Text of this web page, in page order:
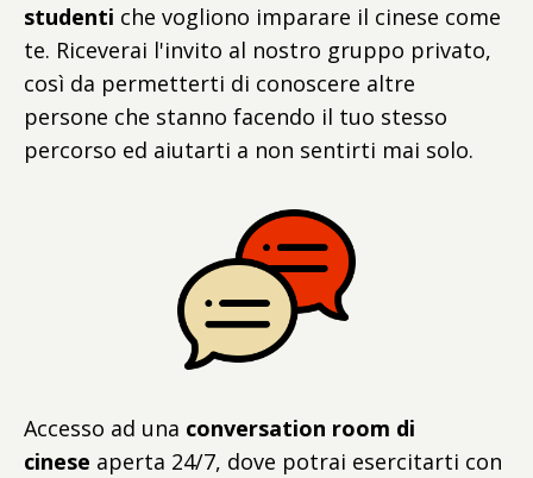
studenti che vogliono imparare il cinese come
te. Riceverai l'invito al nostro gruppo privato,
così da permetterti di conoscere altre
persone che stanno facendo il tuo stesso
percorso ed aiutarti a non sentirti mai solo.
Accesso ad una conversation room di
cinese aperta 24/7, dove potrai esercitarti con